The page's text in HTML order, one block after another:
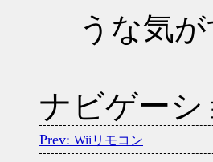
うな気
ナビゲーシ
Wiiリモコン